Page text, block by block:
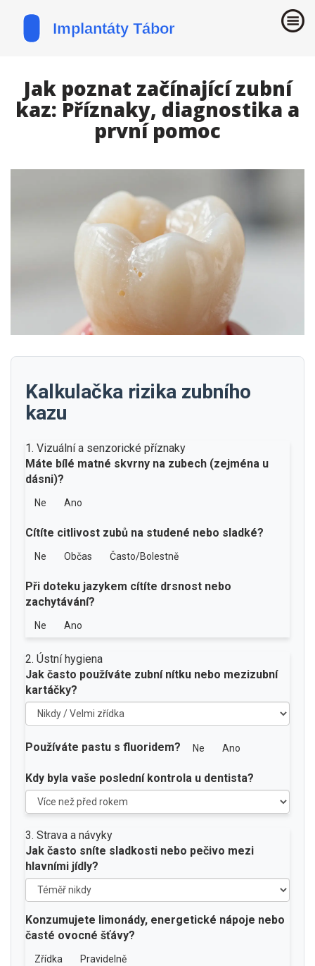
Jak poznat začínající zubní
kaz: Příznaky, diagnostika a
první pomoc
Kalkulačka rizika zubního
kazu
1. Vizuální a senzorické příznaky
Máte bílé matné skvrny na zubech (zejména u
dásni)?
Ne Ano
Cítíte citlivost zubů na studené nebo sladké?
Ne Občas Často/Bolestně
Při doteku jazykem cítíte drsnost nebo
zachytávání?
Ne Ano
2. Ústní hygiena
Jak často používáte zubní nítku nebo mezizubní
kartáčky?
Používáte pastu s fluoridem? Ne Ano
Kdy byla vaše poslední kontrola u dentista?
3. Strava a návyky
Jak často sníte sladkosti nebo pečivo mezi
hlavními jídly?
Konzumujete limonády, energetické nápoje nebo
časté ovocné šťávy?
Zřídka Pravidelně